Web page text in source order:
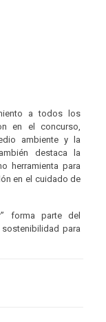
a todos los
en el concurso,
ambiente y la
destaca la
herramienta para
en el cuidado de
forma parte del
para